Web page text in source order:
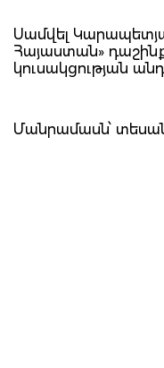
Սամվել
Հայաստան»
կուսակցության
Մանրամասն՝